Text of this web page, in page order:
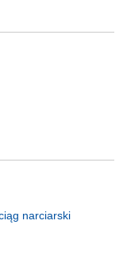
narciarski